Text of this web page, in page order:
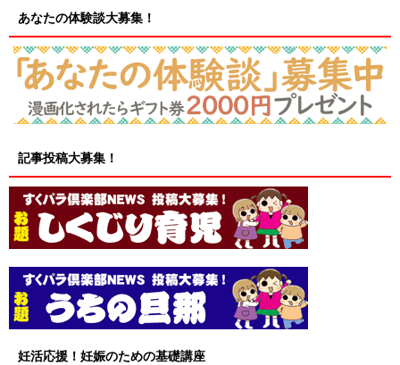
あなたの体験談大募集！
記事投稿大募集！
妊活応援！妊娠のための基礎講座